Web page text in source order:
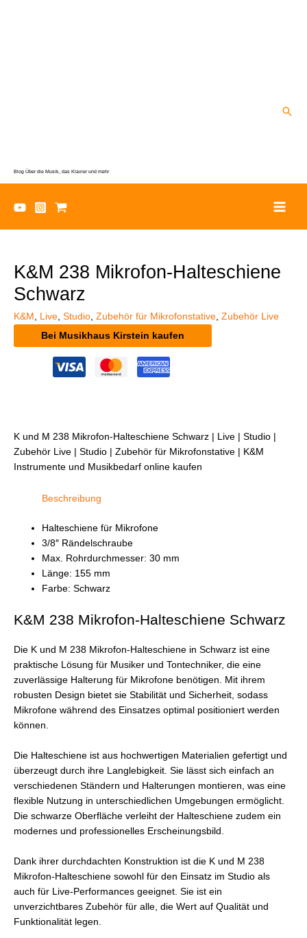
Blog Über die Musik, das Klavier und mehr
K&M 238 Mikrofon-Halteschiene
Schwarz
K&M Live Studio Zubehör für Mikrofonstative Zubehör Live
Bei Musikhaus Kirstein kaufen
K und M 238 Mikrofon-Halteschiene Schwarz | Live | Studio |
Zubehör Live | Studio | Zubehör für Mikrofonstative | K&M
Instrumente und Musikbedarf online kaufen
Beschreibung
Halteschiene für Mikrofone
3/8″ Rändelschraube
Max. Rohrdurchmesser: 30 mm
Länge: 155 mm
Farbe: Schwarz
K&M 238 Mikrofon-Halteschiene Schwarz
Die K und M 238 Mikrofon-Halteschiene in Schwarz ist eine
praktische Lösung für Musiker und Tontechniker, die eine
zuverlässige Halterung für Mikrofone benötigen. Mit ihrem
robusten Design bietet sie Stabilität und Sicherheit, sodass
Mikrofone während des Einsatzes optimal positioniert werden
können.
Die Halteschiene ist aus hochwertigen Materialien gefertigt und
überzeugt durch ihre Langlebigkeit. Sie lässt sich einfach an
verschiedenen Ständern und Halterungen montieren, was eine
flexible Nutzung in unterschiedlichen Umgebungen ermöglicht.
Die schwarze Oberfläche verleiht der Halteschiene zudem ein
modernes und professionelles Erscheinungsbild.
Dank ihrer durchdachten Konstruktion ist die K und M 238
Mikrofon-Halteschiene sowohl für den Einsatz im Studio als
auch für Live-Performances geeignet. Sie ist ein
unverzichtbares Zubehör für alle, die Wert auf Qualität und
Funktionalität legen.